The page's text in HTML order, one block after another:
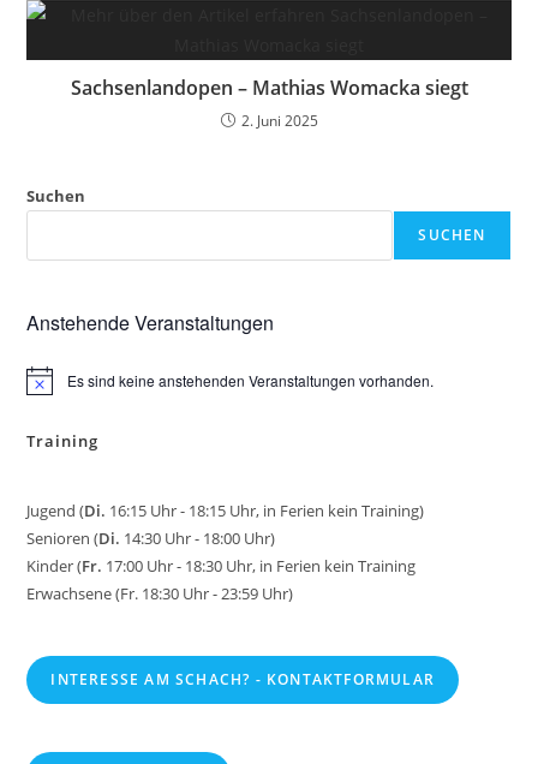
Sachsenlandopen – Mathias Womacka siegt
2. Juni 2025
Suchen
SUCHEN
Anstehende Veranstaltungen
H
w
s
Es sind keine anstehenden Veranstaltungen vorhanden.
Training
Jugend (Di. 16:15 Uhr - 18:15 Uhr, in Ferien kein Training)
Senioren (Di. 14:30 Uhr - 18:00 Uhr)
Kinder (Fr. 17:00 Uhr - 18:30 Uhr, in Ferien kein Training
Erwachsene (Fr. 18:30 Uhr - 23:59 Uhr)
INTERESSE AM SCHACH? - KONTAKTFORMULAR